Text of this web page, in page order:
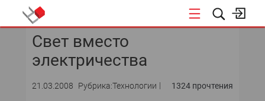
Свет вместо
электричества
21.03.2008 Рубрика:Технологии 1324 прочтения